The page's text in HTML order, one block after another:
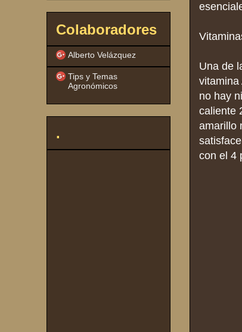
Una de
vitamina
no hay
caliente
amarillo
con el 4
Colaboradores
Alberto Velázquez
Tips y Temas
Agronómicos
.